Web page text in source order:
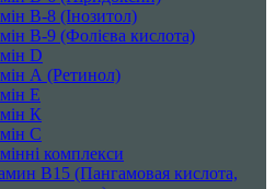
B-8 (Інозитол)
B-9 (Фолієва кислота)
D
А (Ретинол)
Е
К
С
комплекси
B15 (Пангамовая кислота,